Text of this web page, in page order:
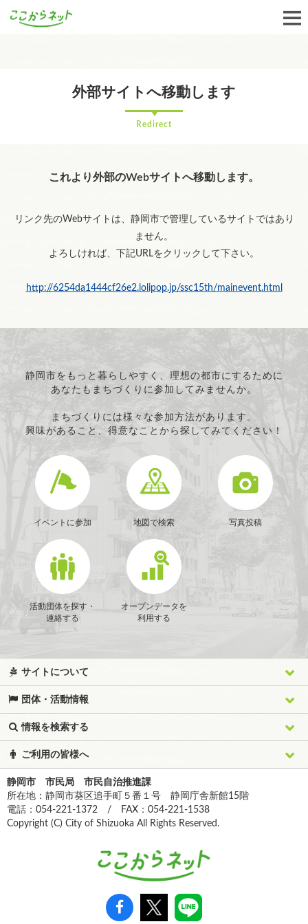
外部サイトへ移動します
Redirect
これより外部のWebサイトへ移動します。
リンク先のWebサイトは、静岡市で管理しているサイトではあり
ません。
よろしければ、下記URLをクリックして下さい。
http://6254da1444cf26e2.lolipop.jp/ssc15th/mainevent.html
静岡市をもっと暮らしやすく、理想の都市にするために
あなたもまちづくりに参加してみませんか。
まちづくりには様々な参加方法があります。
興味があること、得意なことから探してみてください！
イベントに参加 地図で検索 写真投稿
活動団体を探す・
連絡する
オープンデータを
利用する
サイトについて
団体・活動情報
情報を検索する
ご利用の皆様へ
静岡市 市民局 市民自治推進課
所在地：静岡市葵区追手町５番１号 静岡庁舎新館15階
電話：054-221-1372 / FAX：054-221-1538
Copyright (C) City of Shizuoka All Rights Reserved.